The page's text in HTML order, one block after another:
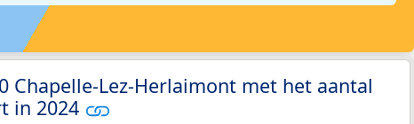
Chapelle-Lez-Herlaimont met het aantal
in 2024